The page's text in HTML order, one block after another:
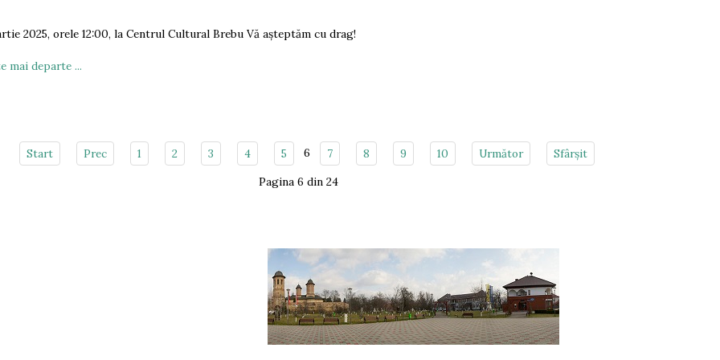
2025, orele 12:00, la Centrul Cultural Brebu Vă așteptăm cu drag!
mai departe ...
Start Prec 1 2 3 4 5 6 7 8 9 10 Următor
Sfârșit
Pagina 6 din 24